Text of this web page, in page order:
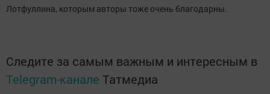
Лотфуллина, которым авторы тоже очень благодарны.
Следите за самым важным и интересным в
Telegram-канале Татмедиа